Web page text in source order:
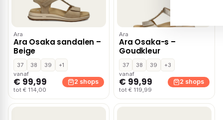
Ara
Ara Osaka sandalen –
Beige
37 38 39
+1
vanaf
€ 99,99
tot € 114,00
2 shops
Ara
Ara Osaka-s –
Goudkleur
37 38 39
+3
vanaf
€ 99,99
tot € 119,99
2 shops